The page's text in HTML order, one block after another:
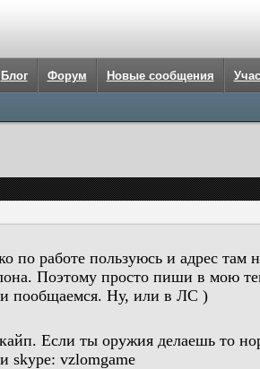
Блог Форум Новые сообщения